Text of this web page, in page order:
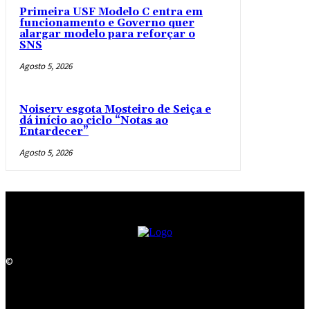
Primeira USF Modelo C entra em
funcionamento e Governo quer
alargar modelo para reforçar o
SNS
Agosto 5, 2026
Noiserv esgota Mosteiro de Seiça e
dá início ao ciclo “Notas ao
Entardecer”
Agosto 5, 2026
©